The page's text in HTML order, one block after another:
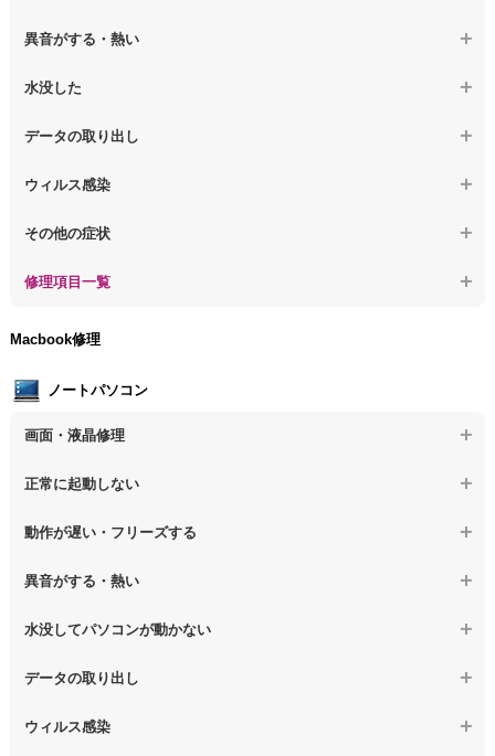
【デスクトップPC】修復モードから復旧できない
【デスクトップPC】その他の起動しない問題
【デスクトップPC】操作中の動作が遅い
異音がする・熱い
【デスクトップPC】パソコンから異音がする
水没した
【デスクトップPC】水没してパソコンが動かない
データの取り出し
【デスクトップPC】起動しないPCのデータを復旧
ウィルス感染
【デスクトップPC】特定のプログラムを削除したい
【デスクトップPC】ウィルス感染のその他の問題
その他の症状
【デスクトップPC】事例紹介
修理項目一覧
【デスクトップPC】電源故障
【デスクトップPC】液晶ディスプレイ交換
【デスクトップPC】マザーボード交換
【デスクトップPC】OS再インストール
Macbook修理
ノートパソコン
画面・液晶修理
【ノートパソコン】画面の割れ・破損
正常に起動しない
【ノートパソコン】電源を押しても反応がない
【ノートパソコン】修復モードから復旧できない
【ノートパソコン】その他の起動しない問題
動作が遅い・フリーズする
【ノートパソコン】操作中の動作が重い
異音がする・熱い
【ノートパソコン】パソコンから異音がする
水没してパソコンが動かない
【ノートパソコン】水没してパソコンが動かない
データの取り出し
【ノートパソコン】起動しないPCのデータを復旧
ウィルス感染